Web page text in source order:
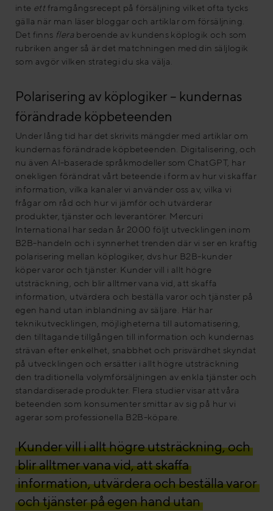
inte ettframgångsrecept på försäljning vilket ofta tycks
gälla när man läser bloggar och artiklar om försäljning.
Det finns flera beroende av kundens köplogik och som
rubriken anger så är det matchningen med din säljlogik
som avgör vilken strategi du ska välja.
Polarisering av köplogiker – kundernas
förändrade köpbeteenden
Under lång tid har det skrivits mängder med artiklar om
kundernas förändrade köpbeteenden. Digitalisering, och
nu även AI-baserade språkmodeller som ChatGPT, har
onekligen förändrat vårt beteende i form av hur vi skaffar
information, vilka kanaler vi använder oss av, vilka vi
frågar om råd och hur vi jämför och utvärderar
produkter, tjänster och leverantörer. Mercuri
International har sedan år 2000 följt utvecklingen inom
B2B-handeln och i synnerhet trenden där vi ser en kraftig
polarisering mellan köplogiker, dvs hur B2B-kunder
köper varor och tjänster. Kunder vill i allt högre
utsträckning, och blir alltmer vana vid, att skaffa
information, utvärdera och beställa varor och tjänster på
egen hand utan inblandning av säljare. Här har
teknikutvecklingen, möjligheterna till automatisering,
den tilltagande tillgången till information och kundernas
strävan efter enkelhet, snabbhet och prisvärdhet skyndat
på utvecklingen och ersätter i allt högre utsträckning
den traditionella volymförsäljningen av enkla tjänster och
standardiserade produkter. Flera studier visar att våra
beteenden som konsumenter smittar av sig på hur vi
agerar som professionella B2B-köpare.
Kunder vill i allt högre utsträckning, och
blir alltmer vana vid, att skaffa
information, utvärdera och beställa varor
och tjänster på egen hand utan